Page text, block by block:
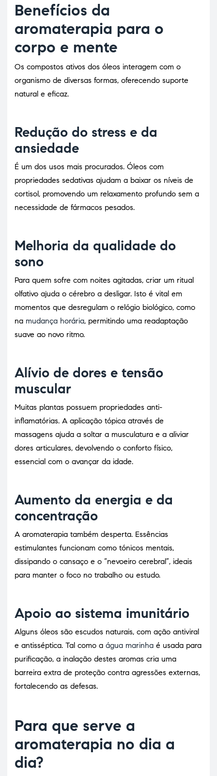
Benefícios da
aromaterapia para o
corpo e mente
Os compostos ativos dos óleos interagem com o
organismo de diversas formas, oferecendo suporte
natural e eficaz.
Redução do stress e da
ansiedade
É um dos usos mais procurados. Óleos com
propriedades sedativas ajudam a baixar os níveis de
cortisol, promovendo um relaxamento profundo sem a
necessidade de fármacos pesados.
Melhoria da qualidade do
sono
Para quem sofre com noites agitadas, criar um ritual
olfativo ajuda o cérebro a desligar. Isto é vital em
momentos que desregulam o relógio biológico, como
na mudança horária, permitindo uma readaptação
suave ao novo ritmo.
Alívio de dores e tensão
muscular
Muitas plantas possuem propriedades anti-
inflamatórias. A aplicação tópica através de
massagens ajuda a soltar a musculatura e a aliviar
dores articulares, devolvendo o conforto físico,
essencial com o avançar da idade.
Aumento da energia e da
concentração
A aromaterapia também desperta. Essências
estimulantes funcionam como tónicos mentais,
dissipando o cansaço e o “nevoeiro cerebral”, ideais
para manter o foco no trabalho ou estudo.
Apoio ao sistema imunitário
Alguns óleos são escudos naturais, com ação antiviral
e antisséptica. Tal como a água marinha é usada para
purificação, a inalação destes aromas cria uma
barreira extra de proteção contra agressões externas,
fortalecendo as defesas.
Para que serve a
aromaterapia no dia a
dia?